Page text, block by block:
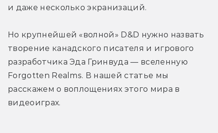
и даже несколько экранизаций.
Но крупнейшей «волной» D&D нужно назвать
творение канадского писателя и игрового
разработчика Эда Гринвуда — вселенную
Forgotten Realms. В нашей статье мы
расскажем о воплощениях этого мира в
видеоиграх.